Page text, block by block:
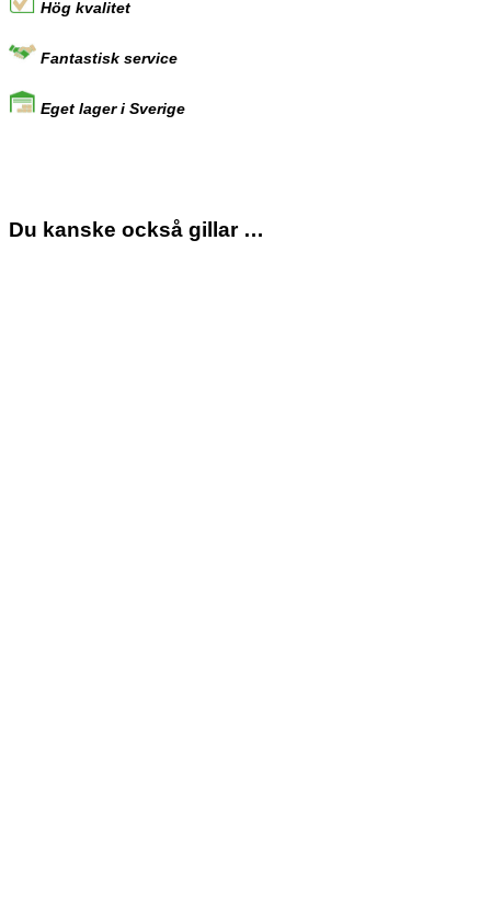
Hög kvalitet
Fantastisk service
Eget lager i Sverige
Du kanske också gillar …